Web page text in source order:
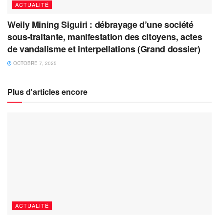
ACTUALITÉ
Weily Mining Siguiri : débrayage d’une société
sous-traitante, manifestation des citoyens, actes
de vandalisme et interpellations (Grand dossier)
OCTOBRE 7, 2025
Plus d'articles encore
ACTUALITÉ